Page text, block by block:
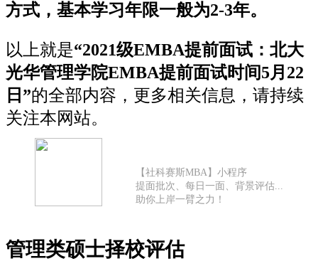
方式，基本学习年限一般为2-3年。
以上就是“2021级EMBA提前面试： 北大
光华管理学院EMBA提前面试时间5月22
日 ”的全部内容，更多相关信息，请持续
关注本网站。
【社科赛斯MBA】小程序
提面批次、每日一面、背景评估...
助你上岸一臂之力！
管理类硕士择校评估